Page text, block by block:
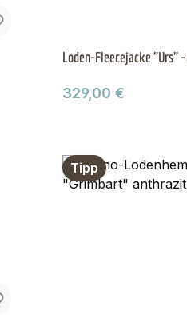
Loden-Fleecejacke "Urs"
Regulärer Preis:
329,00 €
Tipp